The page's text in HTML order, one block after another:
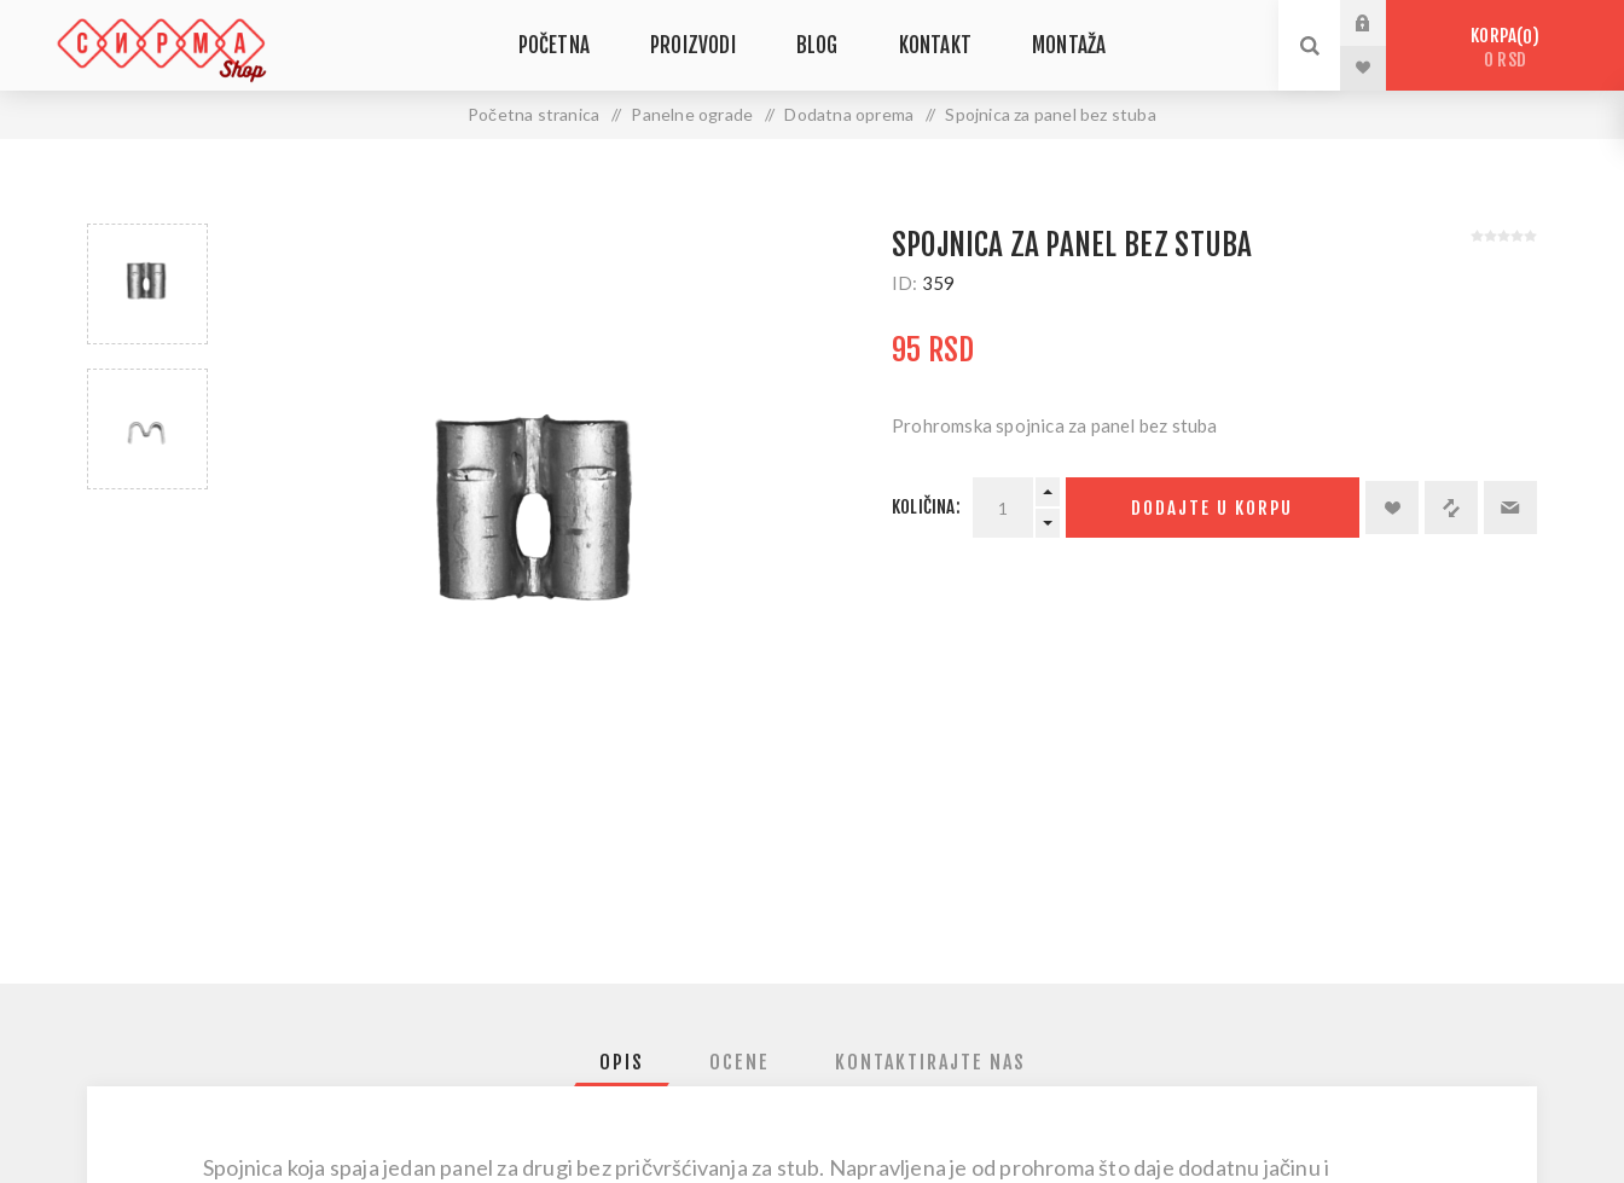
POČETNA PROIZVODI BLOG KONTAKT MONTAŽA KORPA 0
0 RSD
Početna stranica / Panelne ograde / Dodatna oprema / Spojnica za panel bez stuba
SPOJNICA ZA PANEL BEZ STUBA
ID: 359
95 RSD
Prohromska spojnica za panel bez stuba
KOLIČINA: DODAJTE U KORPU
OPIS OCENE KONTAKTIRAJTE NAS
Spojnica koja spaja jedan panel za drugi bez pričvršćivanja za stub. Napravljena je od prohroma što daje dodatnu jačinu i